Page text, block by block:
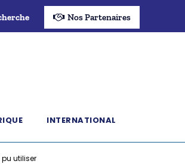
Nos Partenaires
INTERNATIONAL
utiliser